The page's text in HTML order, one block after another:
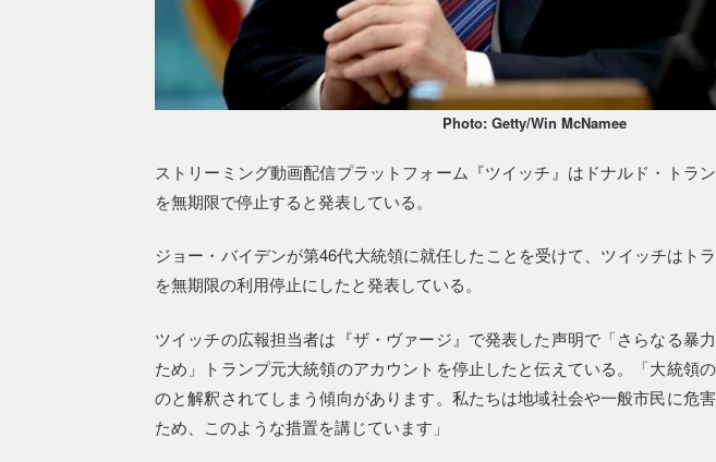
Photo: Getty/Win McNamee
ストリーミング動画配信プラットフォーム『ツイッチ』はドナルド・トラ
を無期限で停止すると発表している。
ジョー・バイデンが第46代大統領に就任したことを受けて、ツイッチはト
を無期限の利用停止にしたと発表している。
ツイッチの広報担当者は『ザ・ヴァージ』で発表した声明で「さらなる暴
ため」トランプ元大統領のアカウントを停止したと伝えている。「大統領
のと解釈されてしまう傾向があります。私たちは地域社会や一般市民に危
ため、このような措置を講じています」